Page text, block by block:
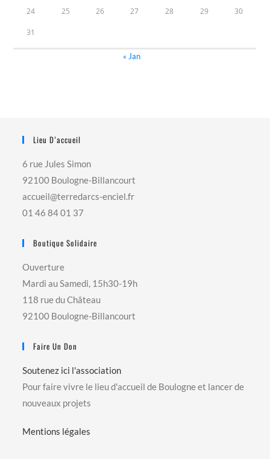
24 25 26 27 28 29 30
31
« Jan
Lieu D’accueil
6 rue Jules Simon
92100 Boulogne-Billancourt
accueil@terredarcs-enciel.fr
01 46 84 01 37
Boutique Solidaire
Ouverture
Mardi au Samedi, 15h30-19h
118 rue du Château
92100 Boulogne-Billancourt
Faire Un Don
Soutenez ici l'association
Pour faire vivre le lieu d'accueil de Boulogne et lancer de
nouveaux projets
Mentions légales